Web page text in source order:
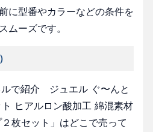
に型番やカラーなどの条件を
ムーズです。
ルで紹介 ジュエル ぐ〜んと
ヒアルロン酸加工 綿混素材
枚セット」はどこで売って